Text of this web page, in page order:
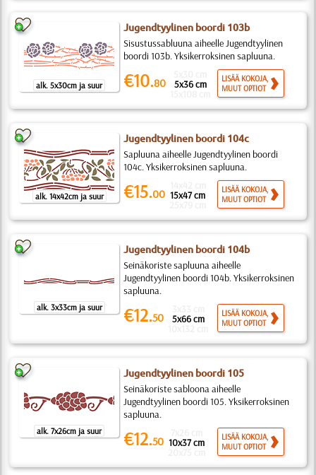
alk. 5x30cm ja suur
Jugendtyylinen boordi 103b
Sisustussabluuna aiheelle Jugendtyylinen
boordi 103b. Yksikerroksinen sapluuna.
€10.80 5x36 cm
LISÄÄ KOKOJA,
MUUT OPTIOT
alk. 14x42cm ja suur
Jugendtyylinen boordi 104c
Sapluuna aiheelle Jugendtyylinen boordi
104c. Yksikerroksinen sapluuna.
€15.00 15x47 cm
LISÄÄ KOKOJA,
MUUT OPTIOT
alk. 3x33cm ja suur
Jugendtyylinen boordi 104b
Seinäkoriste sapluuna aiheelle
Jugendtyylinen boordi 104b. Yksikerroksinen
sapluuna.
€12.50 5x66 cm
LISÄÄ KOKOJA,
MUUT OPTIOT
alk. 7x26cm ja suur
Jugendtyylinen boordi 105
Seinäkoriste sabloona aiheelle
Jugendtyylinen boordi 105. Yksikerroksinen
sapluuna.
€12.50 10x37 cm
LISÄÄ KOKOJA,
MUUT OPTIOT